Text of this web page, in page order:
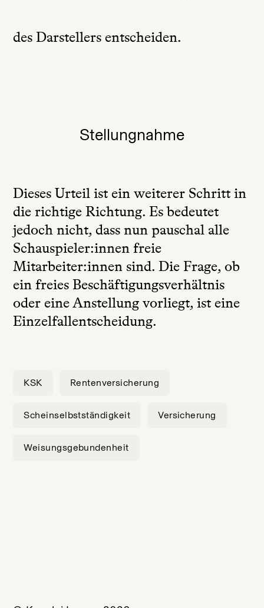
des Darstellers entscheiden.
Stellungnahme
Dieses Urteil ist ein weiterer Schritt in
die richtige Richtung. Es bedeutet
jedoch nicht, dass nun pauschal alle
Schauspieler:innen freie
Mitarbeiter:innen sind. Die Frage, ob
ein freies Beschäftigungsverhältnis
oder eine Anstellung vorliegt, ist eine
Einzelfallentscheidung.
KSK Rentenversicherung
Scheinselbstständigkeit Versicherung
Weisungsgebundenheit